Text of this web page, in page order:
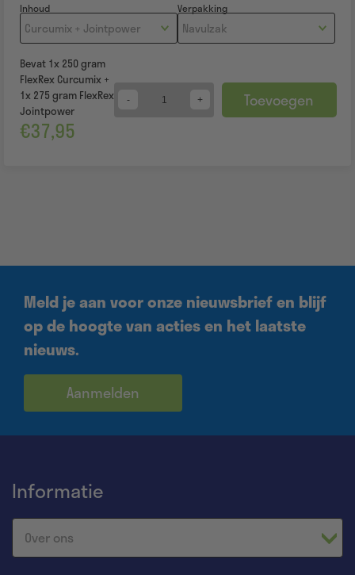
Inhoud Verpakking
Bevat 1x 250 gram
FlexRex Curcumix +
1x 275 gram FlexRex
Jointpower
€37,95
Quantity Toevoegen
Meld je aan voor onze nieuwsbrief en blijf
op de hoogte van acties en het laatste
nieuws.
Aanmelden
Informatie
Over ons